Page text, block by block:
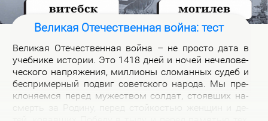
Великая Отечественная война: тест
Ве­ли­кая Оте­че­ствен­ная вой­на – не про­сто да­та в
учеб­ни­ке ис­то­рии. Это 1418 дней и но­чей нече­ло­ве­
че­ско­го на­пря­же­ния, мил­ли­о­ны сло­ман­ных су­деб и
бес­при­мер­ный по­двиг со­вет­ско­го на­ро­да. Мы пре­
кло­ня­ем­ся пе­ред му­же­ством сол­дат, сто­яв­ших на­